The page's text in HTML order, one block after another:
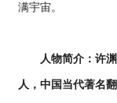
满宇宙。
人物简介：许
人，中国当代著名